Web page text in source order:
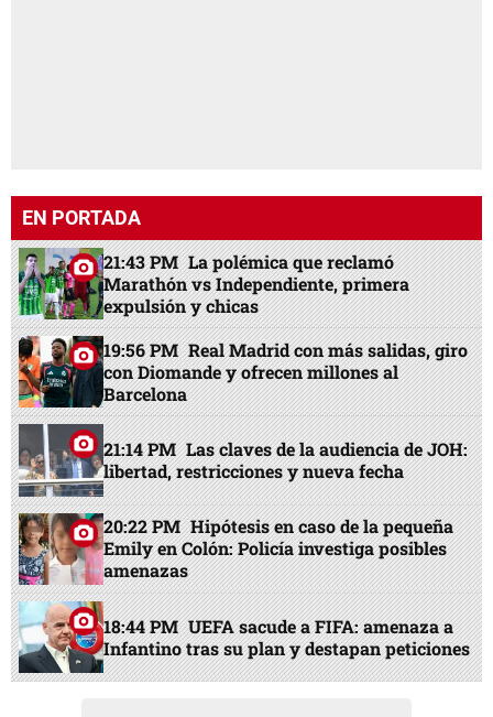
EN PORTADA
21:43 PM La polémica que reclamó
Marathón vs Independiente, primera
expulsión y chicas
19:56 PM Real Madrid con más salidas, giro
con Diomande y ofrecen millones al
Barcelona
21:14 PM Las claves de la audiencia de JOH:
libertad, restricciones y nueva fecha
20:22 PM Hipótesis en caso de la pequeña
Emily en Colón: Policía investiga posibles
amenazas
18:44 PM UEFA sacude a FIFA: amenaza a
Infantino tras su plan y destapan peticiones